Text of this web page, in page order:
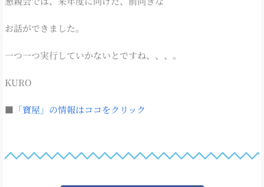
お話ができました。
一つ一つ実行していかないとですね、、、。
KURO
■ 「寶屋」の情報はココをクリック